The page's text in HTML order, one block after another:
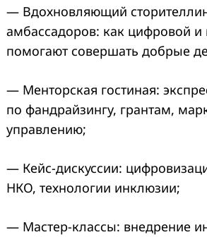
— Вдохновляющий
амбассадоров: как цифровой и
помогают совершать добрые
— Менторская гостиная:
по фандрайзингу, грантам,
управлению;
— Кейс-дискуссии:
НКО, технологии инклюзии;
— Мастер-классы: внедрение